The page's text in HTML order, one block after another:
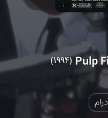
(1994)
درام